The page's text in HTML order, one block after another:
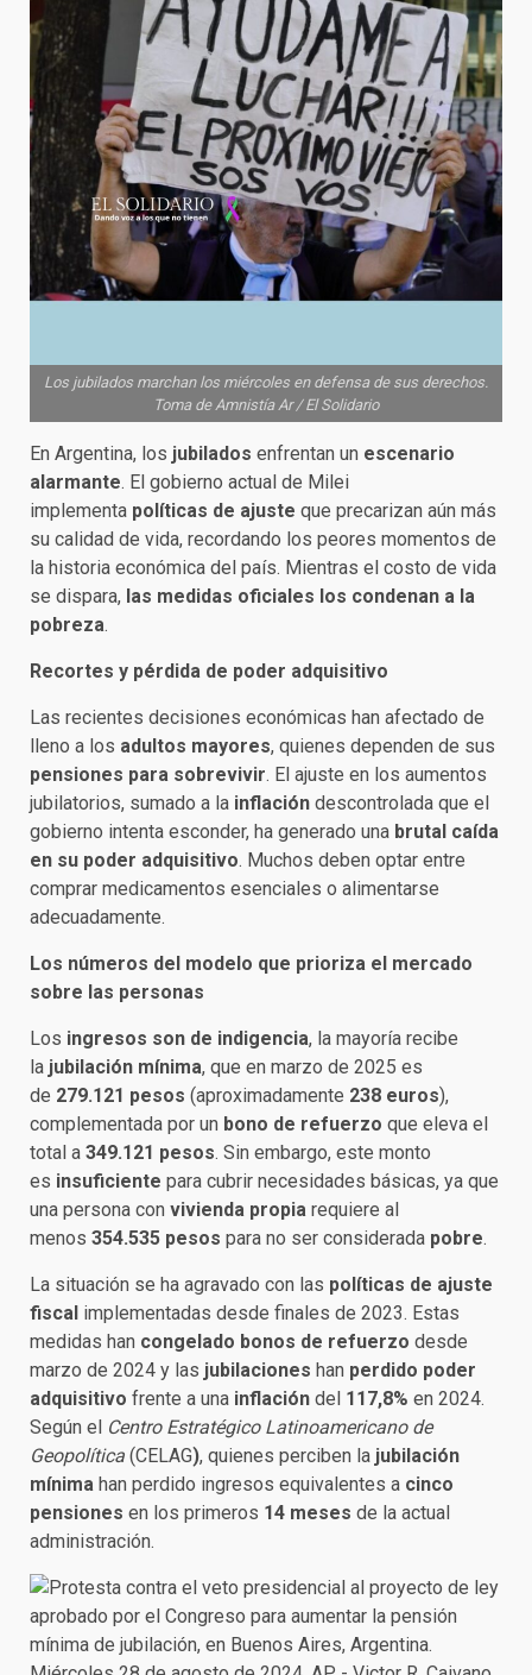
Los jubilados marchan los miércoles en defensa de sus derechos.
Toma de Amnistía Ar / El Solidario
En Argentina, los jubilados enfrentan un escenario
alarmante. El gobierno actual de Milei
implementa políticas de ajuste que precarizan aún más
su calidad de vida, recordando los peores momentos de
la historia económica del país. Mientras el costo de vida
se dispara, las medidas oficiales los condenan a la
pobreza.
Recortes y pérdida de poder adquisitivo
Las recientes decisiones económicas han afectado de
lleno a los adultos mayores, quienes dependen de sus
pensiones para sobrevivir. El ajuste en los aumentos
jubilatorios, sumado a la inflación descontrolada que el
gobierno intenta esconder, ha generado una brutal caída
en su poder adquisitivo. Muchos deben optar entre
comprar medicamentos esenciales o alimentarse
adecuadamente.
Los números del modelo que prioriza el mercado
sobre las personas
Los ingresos son de indigencia, la mayoría recibe
la jubilación mínima, que en marzo de 2025 es
de 279.121 pesos (aproximadamente 238 euros),
complementada por un bono de refuerzo que eleva el
total a 349.121 pesos. Sin embargo, este monto
es insuficiente para cubrir necesidades básicas, ya que
una persona con vivienda propia requiere al
menos 354.535 pesos para no ser considerada pobre.
La situación se ha agravado con las políticas de ajuste
fiscal implementadas desde finales de 2023. Estas
medidas han congelado bonos de refuerzo desde
marzo de 2024 y las jubilaciones han perdido poder
adquisitivo frente a una inflación del 117,8% en 2024.
Según el Centro Estratégico Latinoamericano de
Geopolítica (CELAG), quienes perciben la jubilación
mínima han perdido ingresos equivalentes a cinco
pensiones en los primeros 14 meses de la actual
administración.